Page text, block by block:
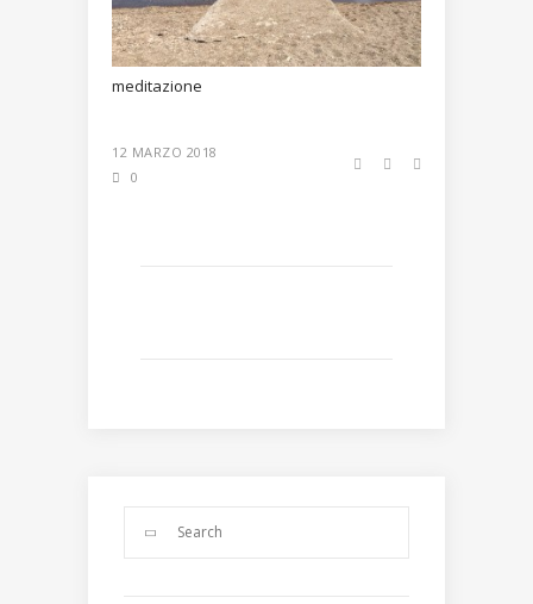
meditazione
12 MARZO 2018
0